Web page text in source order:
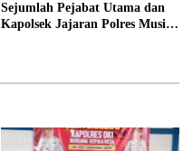
Sejumlah Pejabat Utama dan
Kapolsek Jajaran Polres Musi